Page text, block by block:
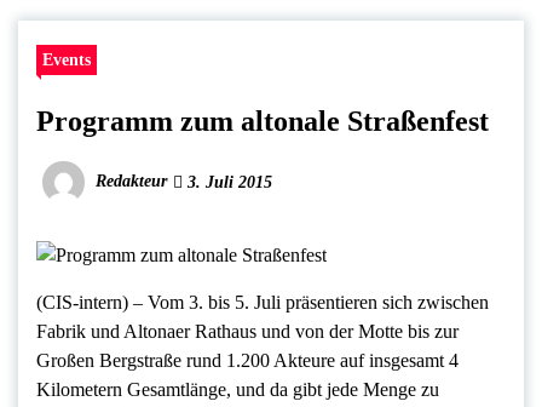
Events
Programm zum altonale Straßenfest
Redakteur 3. Juli 2015
(CIS-intern) – Vom 3. bis 5. Juli präsentieren sich zwischen
Fabrik und Altonaer Rathaus und von der Motte bis zur
Großen Bergstraße rund 1.200 Akteure auf insgesamt 4
Kilometern Gesamtlänge, und da gibt jede Menge zu